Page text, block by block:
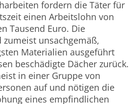
fordern die Täter für
einen Arbeitslohn von
Tausend Euro. Die
unsachgemäß,
Materialien ausgeführt
beschädigte Dächer zurück.
in einer Gruppe von
auf und nötigen die
eines empfindlichen